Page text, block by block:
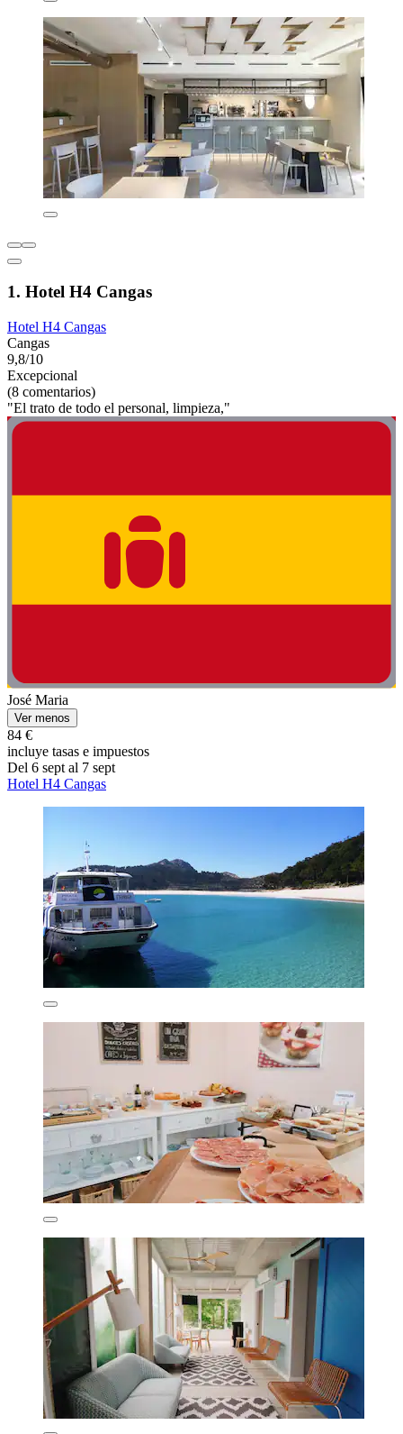
1. Hotel H4 Cangas
Hotel H4 Cangas
Cangas
9,8/10
Excepcional
(8 comentarios)
"El trato de todo el personal, limpieza,"
José Maria
Ver menos
84 €
incluye tasas e impuestos
Del 6 sept al 7 sept
Hotel H4 Cangas